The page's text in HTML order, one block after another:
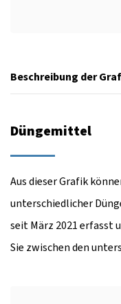
Beschreibung der
Düngemittel
Aus dieser Grafik
unterschiedlicher
seit März 2021 erfasst
Sie zwischen den